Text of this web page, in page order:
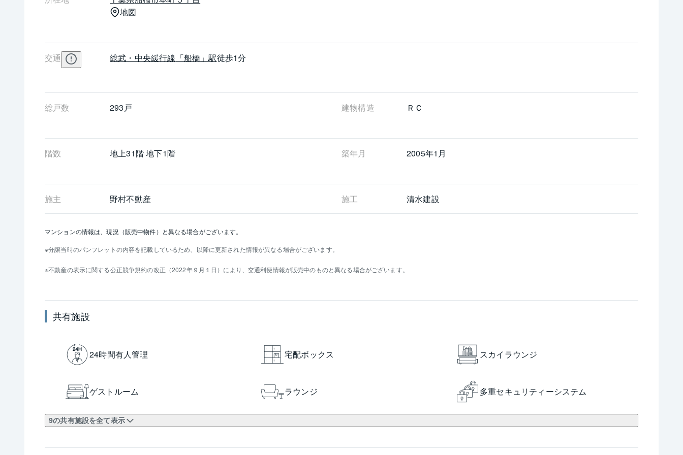
地図
交通 総武・中央緩行線 「船橋」駅徒歩1分
総戸数 293戸 建物構造 ＲＣ
階数 地上31階 地下1階 築年月 2005年1月
施主 野村不動産 施工 清水建設
マンションの情報は、現況（販売中物件）と異なる場合がございます。
分譲当時のパンフレットの内容を記載しているため、以降に更新された情報が異なる場合がございます。
不動産の表示に関する公正競争規約の改正（2022年９月１日）により、交通利便情報が販売中のものと異なる場合がございます。
共有施設
24時間有人管理 宅配ボックス スカイラウンジ
ゲストルーム ラウンジ 多重セキュリティーシステム
9の共有施設を全て表示